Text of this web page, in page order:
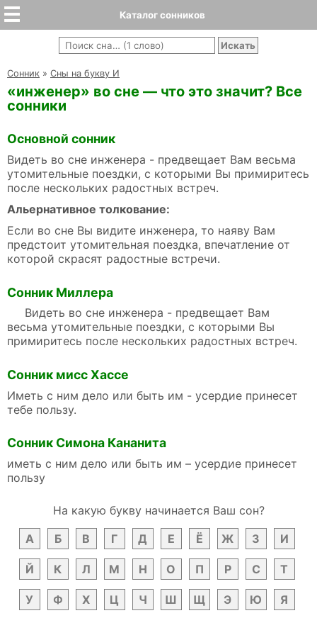
Каталог сонников
Cонник » Сны на букву И
«инженер» во сне — что это значит? Все
сонники
Основной сонник
Видеть во сне инженера - предвещает Вам весьма
утомительные поездки, с которыми Вы примиритесь
после нескольких радостных встреч.
Альернативное толкование:
Если во сне Вы видите инженера, то наяву Вам
предстоит утомительная поездка, впечатление от
которой скрасят радостные встречи.
Сонник Миллера
Видеть во сне инженера - предвещает Вам
весьма утомительные поездки, с которыми Вы
примиритесь после нескольких радостных встреч.
Сонник мисс Хассе
Иметь с ним дело или быть им - усердие принесет
тебе пользу.
Сонник Симона Кананита
иметь с ним дело или быть им – усердие принесет
пользу
На какую букву начинается Ваш сон?
А
Б В Г Д Е Ё Ж З И
Й К Л М Н О П Р С Т
У Ф Х Ц Ч Ш Щ Э Ю Я